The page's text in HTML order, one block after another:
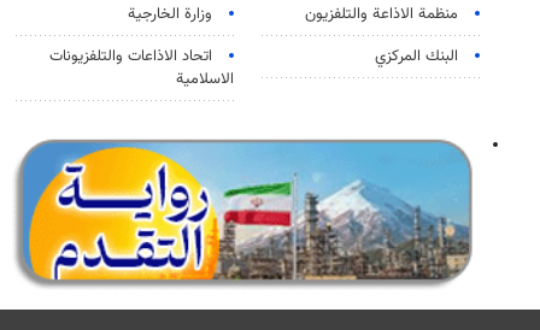
منظمة الاذاعة والتلفزیون
وزارة الخارجية
البنك المركزي
اتحاد الاذاعات والتلفزيونات
الاسلامية